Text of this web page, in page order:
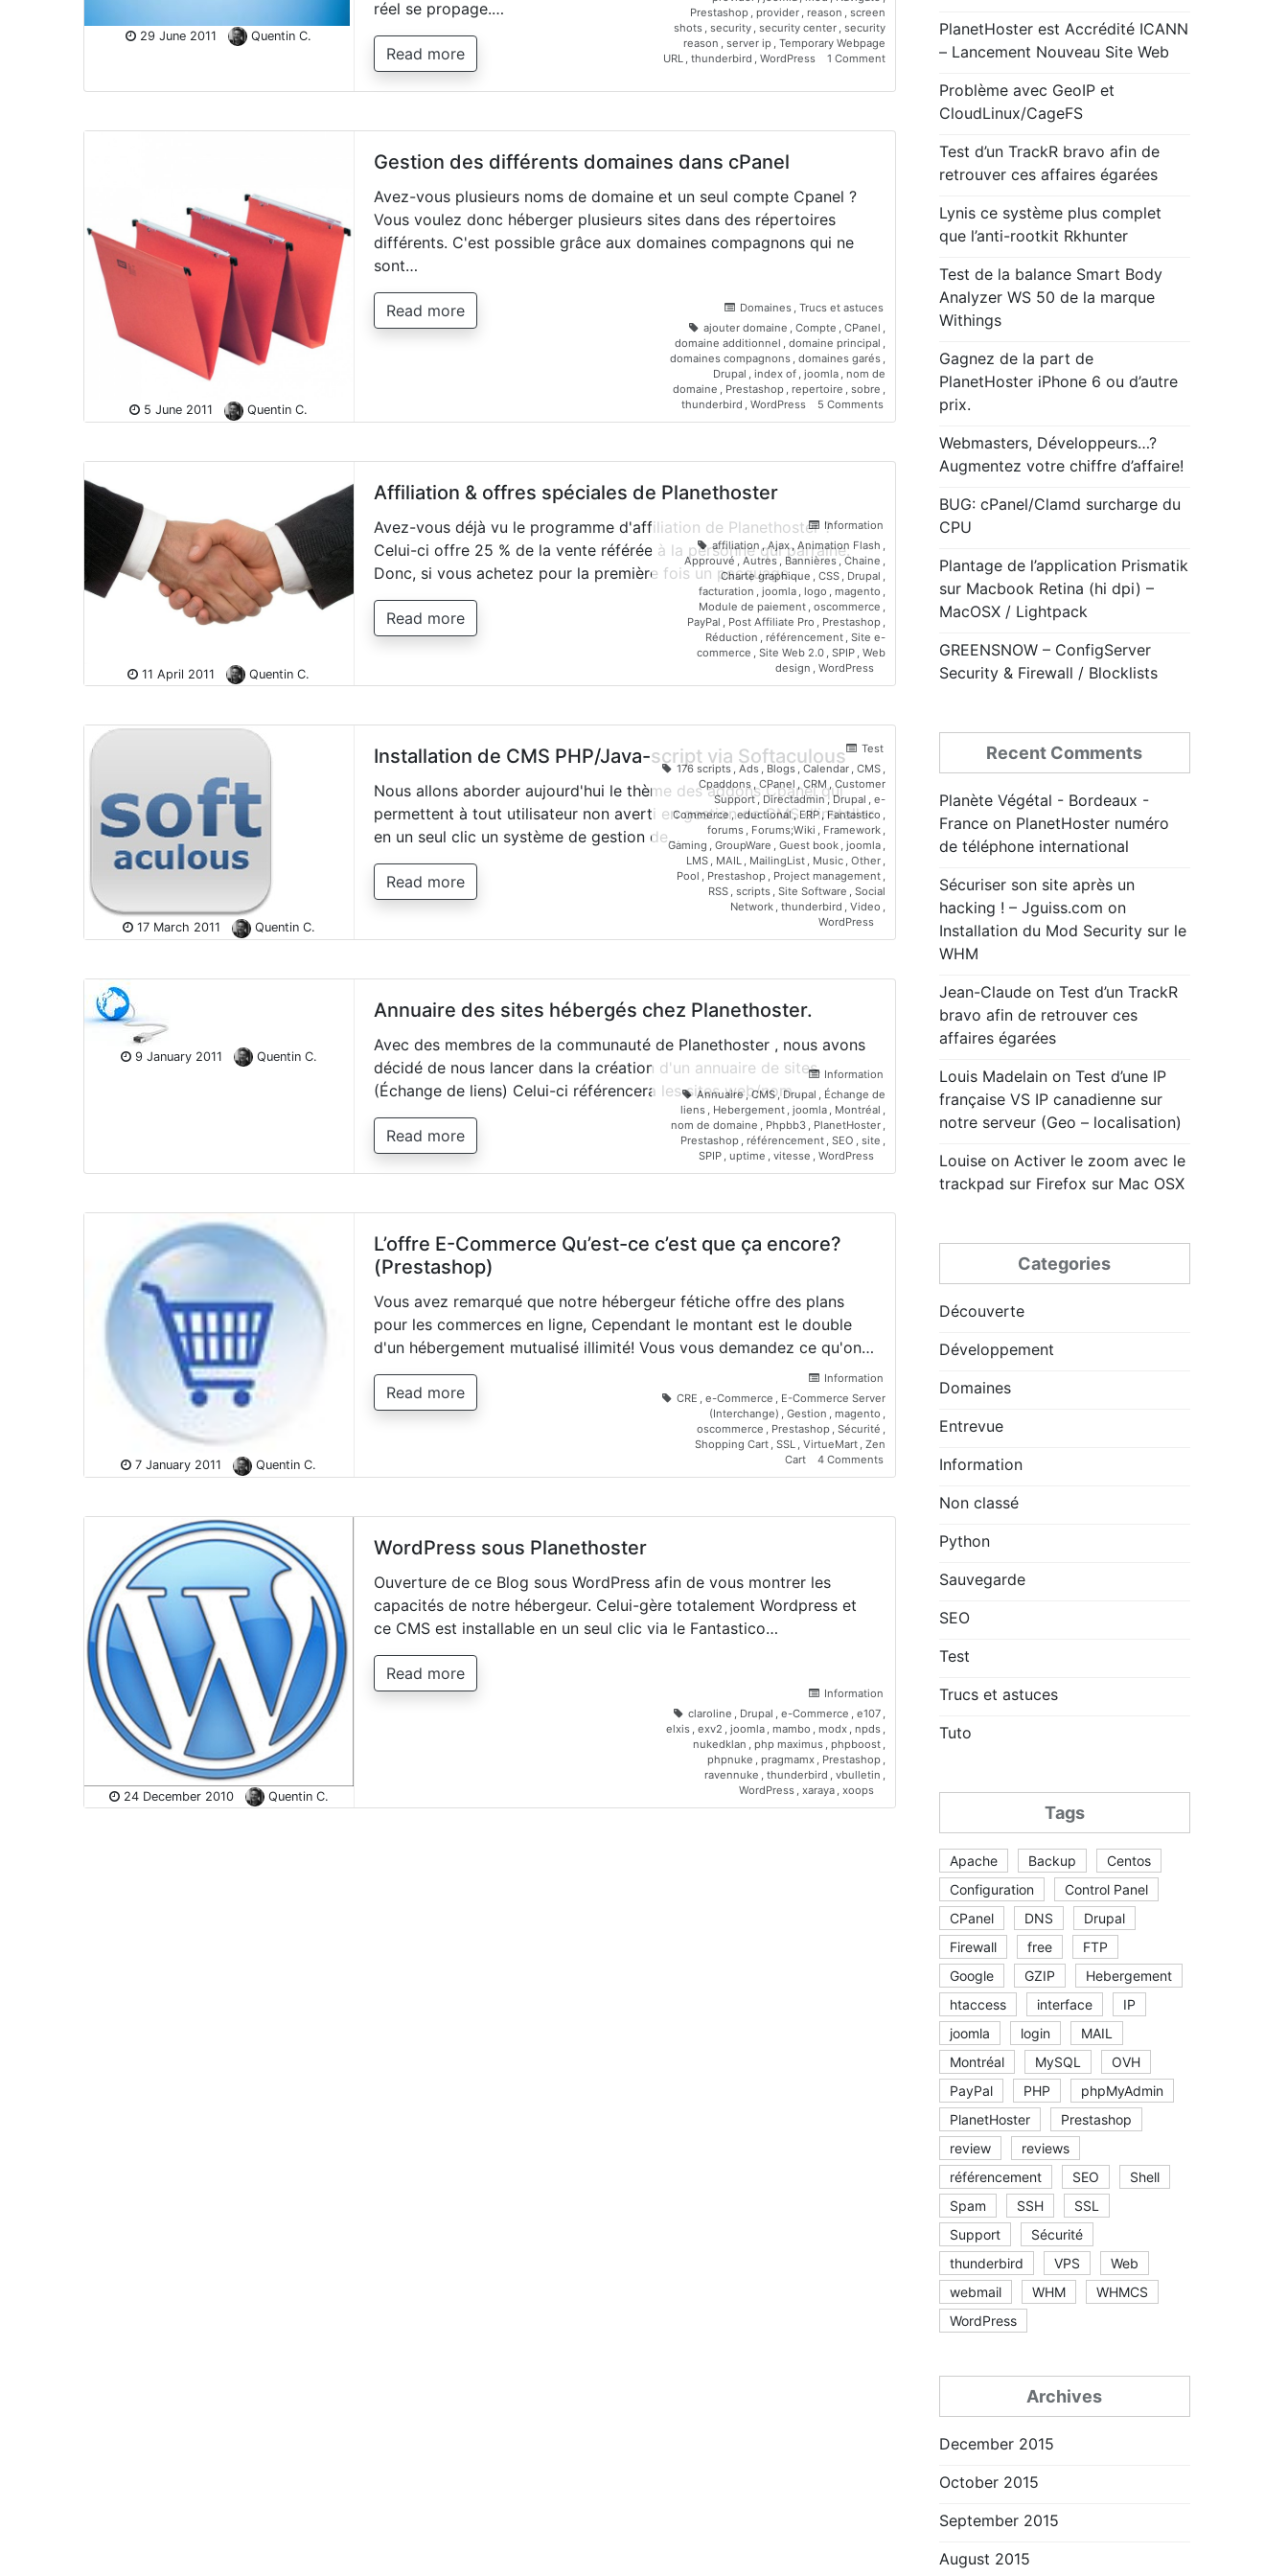
29 June 2011 Quentin C.
réel se propage.…
Read more
Prestashop
provider reason
screen
shots
security security center
security
reason
server ip
Temporary Webpage
URL
thunderbird WordPress
1 Comment
Comment
temporaire
5 June 2011 Quentin C.
Gestion des différents domaines dans cPanel
Avez-vous plusieurs noms de domaine et un seul compte Cpanel ?
Vous voulez donc héberger plusieurs sites dans des répertoires
différents. C'est possible grâce aux domaines compagnons qui ne
sont…
Read more Domaines , Trucs et astuces
ajouter domaine , Compte , CPanel ,
domaine additionnel , domaine principal ,
domaines compagnons , domaines garés ,
Drupal , index of , joomla , nom de
domaine , Prestashop , repertoire , sobre ,
thunderbird , WordPress 5 Commentson
Gestion
domaines
11 April 2011 Quentin C.
Affiliation & offres spéciales de Planethoster
Avez-vous déjà vu le programme d'affiliation de Planethoster ?
Celui-ci offre 25 % de la vente référée à la personne qui parraine.
Donc, si vous achetez pour la première fois un pacquage…
Read more
Information
affiliation ,Ajax, Animation Flash ,
Approuvé , Autres , Bannières , Chaine ,
Charte graphique , CSS , Drupal ,
facturation , joomla , logo , magento ,
Module de paiement , oscommerce ,
PayPal , Post Affiliate Pro , Prestashop ,
Réduction , référencement , Site e-
commerce , Site Web 2.0 , SPIP , Web
design , WordPress
17 March 2011 Quentin C.
Installation de CMS PHP/Java-script via Softaculous
Nous allons aborder aujourd'hui le thème des addons Cpanel qui
permettent à tout utilisateur non averti en gestion de CMS d'installer
en un seul clic un système de gestion de…
Read more
Test
176 scripts
Ads Blogs Calendar CMS
Cpaddons
CPanel CRM
Customer
Support, Directadmin,Drupal
e-
Commerce,eductional,ERP ,Fantastico
forums
Forums;Wiki Framework
Gaming
GroupWare Guest book joomla
LMS
MAIL MailingList Music Other
Pool
Prestashop Project management
RSS
scripts Site Software
Social
Network
thunderbird Video
WordPress
9 January 2011 Quentin C.
Annuaire des sites hébergés chez Planethoster.
Avec des membres de la communauté de Planethoster , nous avons
décidé de nous lancer dans la création d'un annuaire de sites.
(Échange de liens) Celui-ci référencera les sites web/nom…
Read more
Information
Annuaire ,CMS,Drupal
Échange de
liens
Hebergement joomla Montréal
nom de domaine
Phpbb3 PlanetHoster
Prestashop
référencement SEO site
SPIP
uptime vitesse WordPress
7 January 2011 Quentin C.
L’offre E-Commerce Qu’est-ce c’est que ça encore?
(Prestashop)
Vous avez remarqué que notre hébergeur fétiche offre des plans
pour les commerces en ligne, Cependant le montant est le double
d'un hébergement mutualisé illimité! Vous vous demandez ce qu'on…
Read more
Information
CRE , e-Commerce , E-Commerce Server
(Interchange) , Gestion , magento ,
oscommerce , Prestashop , Sécurité ,
Shopping Cart , SSL , VirtueMart , Zen
Cart
4 Commentson
L’offre
Qu’est-
(Prestashop)
24 December 2010 Quentin C.
WordPress sous Planethoster
Ouverture de ce Blog sous WordPress afin de vous montrer les
capacités de notre hébergeur. Celui-gère totalement Wordpress et
ce CMS est installable en un seul clic via le Fantastico…
Read more
Information
claroline , Drupal , e-Commerce , e107 ,
elxis , exv2 , joomla , mambo , modx , npds ,
nukedklan , php maximus , phpboost ,
phpnuke , pragmamx , Prestashop ,
ravennuke , thunderbird , vbulletin ,
WordPress , xaraya , xoops
PlanetHoster est Accrédité ICANN
– Lancement Nouveau Site Web
Problème avec GeoIP et
CloudLinux/CageFS
Test d’un TrackR bravo afin de
retrouver ces affaires égarées
Lynis ce système plus complet
que l’anti-rootkit Rkhunter
Test de la balance Smart Body
Analyzer WS 50 de la marque
Withings
Gagnez de la part de
PlanetHoster iPhone 6 ou d’autre
prix.
Webmasters, Développeurs…?
Augmentez votre chiffre d’affaire!
BUG: cPanel/Clamd surcharge du
CPU
Plantage de l’application Prismatik
sur Macbook Retina (hi dpi) –
MacOSX / Lightpack
GREENSNOW – ConfigServer
Security & Firewall / Blocklists
Recent Comments
Planète Végétal - Bordeaux -
Franceon PlanetHoster numéro
de téléphone international
Sécuriser son site après un
hacking ! – Jguiss.com on
Installation du Mod Security sur le
WHM
Jean-Claudeon Test d’un TrackR
bravo afin de retrouver ces
affaires égarées
Louis Madelainon Test d’une IP
française VS IP canadienne sur
notre serveur (Geo – localisation)
Louiseon Activer le zoom avec le
trackpad sur Firefox sur Mac OSX
Categories
Découverte
Développement
Domaines
Entrevue
Information
Non classé
Python
Sauvegarde
SEO
Test
Trucs et astuces
Tuto
Tags
Apache Backup
Centos
Configuration
Control Panel
CPanel
DNS
Drupal
Firewall
free
FTP
Google
GZIP
Hebergement
htaccess
interface
IP
joomla
login
MAIL
Montréal
MySQL
OVH
PayPal
PHP
phpMyAdmin
PlanetHoster
Prestashop
review
reviews
référencement
SEO
Shell
Spam
SSH
SSL
Support
Sécurité
thunderbird
VPS
Web
webmail
WHM
WHMCS
WordPress
Archives
December 2015
October 2015
September 2015
August 2015